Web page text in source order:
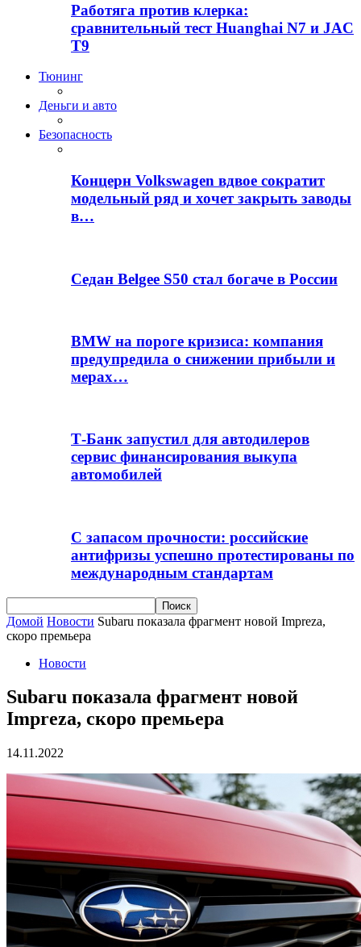
Работяга против клерка:
сравнительный тест Huanghai N7 и JAC
T9
Тюнинг
Деньги и авто
Безопасность
Концерн Volkswagen вдвое сократит
модельный ряд и хочет закрыть заводы
в…
Седан Belgee S50 стал богаче в России
BMW на пороге кризиса: компания
предупредила о снижении прибыли и
мерах…
Т-Банк запустил для автодилеров
сервис финансирования выкупа
автомобилей
С запасом прочности: российские
антифризы успешно протестированы по
международным стандартам
Домой Новости Subaru показала фрагмент новой Impreza,
скоро премьера
Новости
Subaru показала фрагмент новой
Impreza, скоро премьера
14.11.2022